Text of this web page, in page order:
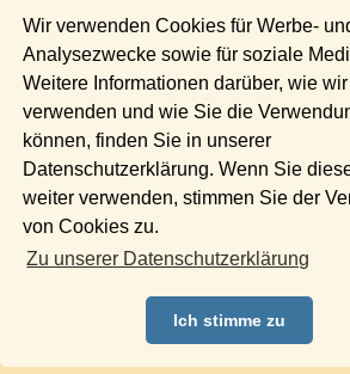
Wir verwenden Cookies für Werbe-
Analysezwecke sowie für soziale
Weitere Informationen darüber, wie
verwenden und wie Sie die
können, finden Sie in unserer
Datenschutzerklärung. Wenn Sie
weiter verwenden, stimmen Sie der
von Cookies zu.
Zu unserer Datenschutzerklärung
Ich stimme zu
Lichtenberg
Marzahn
Neukölln
Pankow
Reinickendorf
Spandau
Steglitz
Tempelhof
Treptow
Umland